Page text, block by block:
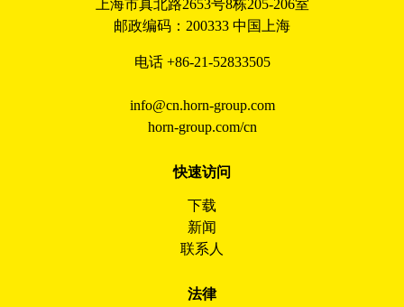
上海市真北路2653号8栋205-206室
邮政编码：200333 中国上海
电话 +86-21-52833505
info@cn.horn-group.com
horn-group.com/cn
快速访问
下载
新闻
联系人
法律